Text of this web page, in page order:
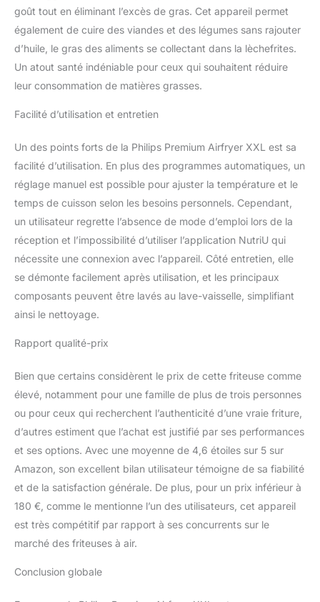
Fat Removal capture
NETTOYAGE SIMPLE :
friteuse sans huile
Airfryer XXL
Premiumavec pièces
lave-vaisselle pour un
goût tout en éliminant l’excès de gras. Cet appareil permet
également de cuire des viandes et des légumes sans rajouter
d’huile, le gras des aliments se collectant dans la lèchefrites.
Un atout santé indéniable pour ceux qui souhaitent réduire
leur consommation de matières grasses.
Facilité d’utilisation et entretien
Un des points forts de la Philips Premium Airfryer XXL est sa
facilité d’utilisation. En plus des programmes automatiques, un
réglage manuel est possible pour ajuster la température et le
temps de cuisson selon les besoins personnels. Cependant,
un utilisateur regrette l’absence de mode d’emploi lors de la
réception et l’impossibilité d’utiliser l’application NutriU qui
nécessite une connexion avec l’appareil. Côté entretien, elle
se démonte facilement après utilisation, et les principaux
composants peuvent être lavés au lave-vaisselle, simplifiant
ainsi le nettoyage.
Rapport qualité-prix
Bien que certains considèrent le prix de cette friteuse comme
élevé, notamment pour une famille de plus de trois personnes
ou pour ceux qui recherchent l’authenticité d’une vraie friture,
d’autres estiment que l’achat est justifié par ses performances
et ses options. Avec une moyenne de 4,6 étoiles sur 5 sur
Amazon, son excellent bilan utilisateur témoigne de sa fiabilité
et de la satisfaction générale. De plus, pour un prix inférieur à
180 €, comme le mentionne l’un des utilisateurs, cet appareil
est très compétitif par rapport à ses concurrents sur le
marché des friteuses à air.
Conclusion globale